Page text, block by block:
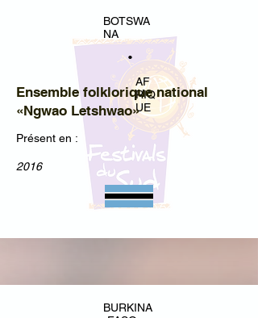
BOTSWA
NA
•
AF
RIQ
UE
Ensemble folklorique national
«Ngwao Letshwao»
Présent en :
2016
BURKINA